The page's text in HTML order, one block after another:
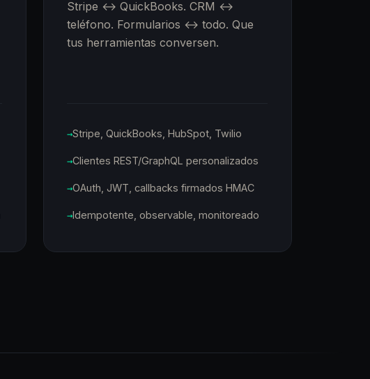
Stripe ↔ QuickBooks. CRM ↔
teléfono. Formularios ↔ todo. Que
tus herramientas conversen.
Stripe, QuickBooks, HubSpot, Twilio
Clientes REST/GraphQL personalizados
OAuth, JWT, callbacks firmados HMAC
Idempotente, observable, monitoreado